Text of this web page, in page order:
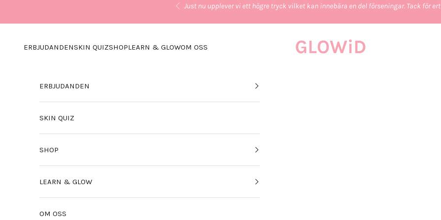
Föregående
Just nu upplever vi ett högre tryck vilket kan innebära en del förseningar. Tack för
GLOWiD
ERBJUDANDENSKIN QUIZSHOPLEARN & GLOWOM OSS
ERBJUDANDEN
SKIN QUIZ
SHOP
LEARN & GLOW
OM OSS